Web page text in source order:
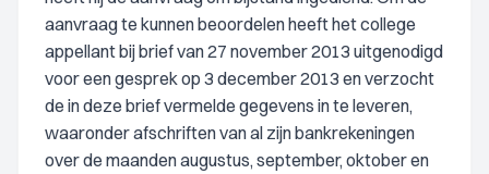
aanvraag te kunnen beoordelen heeft het college
appellant bij brief van 27 november 2013 uitgenodigd
voor een gesprek op 3 december 2013 en verzocht
de in deze brief vermelde gegevens in te leveren,
waaronder afschriften van al zijn bankrekeningen
over de maanden augustus, september, oktober en